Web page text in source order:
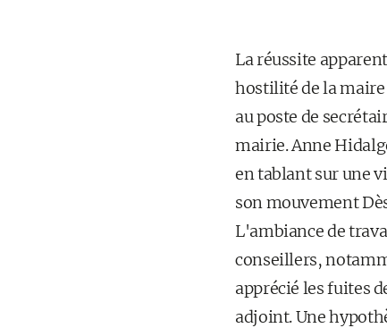
La réussite
hostilité de la maire
au poste de
mairie. Anne
en tablant sur une
son mouvement
L'ambiance de
conseillers,
apprécié les fuites
adjoint. Une